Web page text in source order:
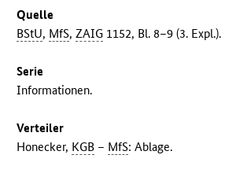
Quelle
BStU, MfS,ZAIG 1152, Bl. 8–9 (3. Expl.).
Serie
Informationen.
Verteiler
Honecker, KGB – MfS: Ablage.